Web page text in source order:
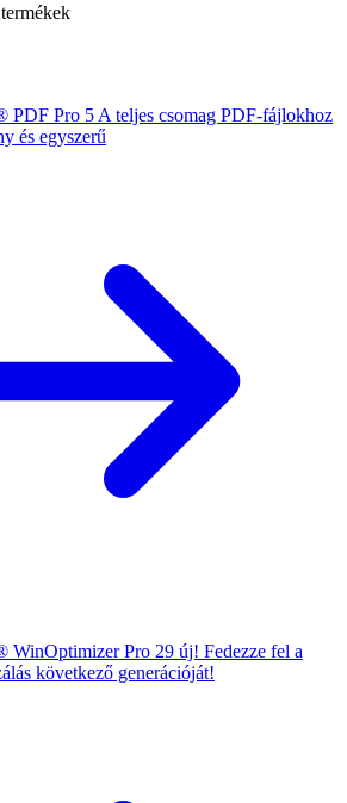
PDF Pro 5 A teljes csomag PDF-fájlokhoz
és egyszerű
WinOptimizer Pro 29 új! Fedezze fel a
következő generációját!